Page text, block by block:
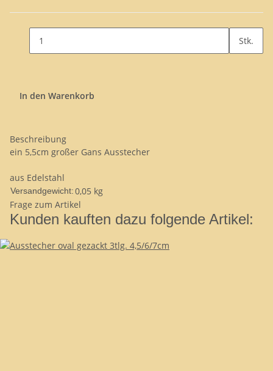
Stk.
In den Warenkorb
Beschreibung
ein 5,5cm großer Gans Ausstecher
aus Edelstahl
Versandgewicht:0,05 kg
Frage zum Artikel
Kunden kauften dazu folgende Artikel: